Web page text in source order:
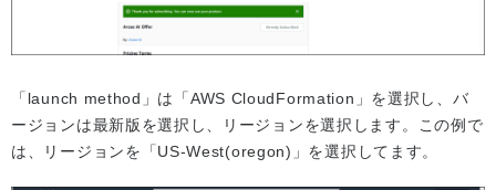
「launch method」は「AWS CloudFormation」を選択し、バ
ージョンは最新版を選択し、リージョンを選択します。この例で
は、リージョンを「US-West(oregon)」を選択してます。